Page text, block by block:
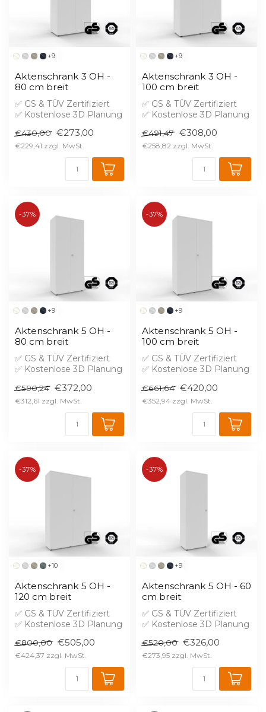
+9
Aktenschrank 3 OH -
80 cm breit
✅ GS & TÜV Zertifiziert
✅ Kostenlose 3D Planung
Aufprei...
€430,00 €273,00
€229,41
+9
Aktenschrank 3 OH -
100 cm breit
✅ GS & TÜV Zertifiziert
✅ Kostenlose 3D Planung
Aufprei...
€491,47 €308,00
€258,82
+9
-37%
Aktenschrank 5 OH -
80 cm breit
✅ GS & TÜV Zertifiziert
✅ Kostenlose 3D Planung
Aufprei...
€590,24 €372,00
€312,61
+9
-37%
Aktenschrank 5 OH -
100 cm breit
✅ GS & TÜV Zertifiziert
✅ Kostenlose 3D Planung
Aufprei...
€661,64 €420,00
€352,94
+10
-37%
Aktenschrank 5 OH -
120 cm breit
✅ GS & TÜV Zertifiziert
✅ Kostenlose 3D Planung
Aufprei...
€800,00 €505,00
€424,37
+9
-37%
Aktenschrank 5 OH - 60
cm breit
✅ GS & TÜV Zertifiziert
✅ Kostenlose 3D Planung
Aufprei...
€520,00 €326,00
€273,95